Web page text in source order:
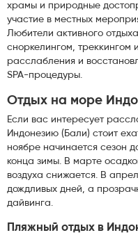
храмы и природные
участие в местных
Любители активного
сноркелингом,
расслабления и
SPA-процедуры.
Отдых на море
Если вас интересует
Индонезию (Бали) стоит
ноябре начинается сезон
конца зимы. В марте
воздуха снижается. В
дождливых дней, а
дайвинга.
Пляжный отдых в